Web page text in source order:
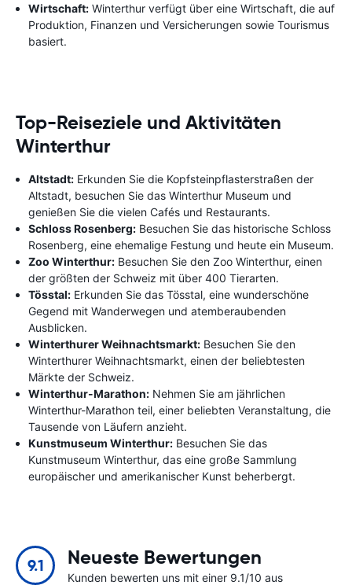
Wirtschaft: Winterthur verfügt über eine Wirtschaft, die auf
Produktion, Finanzen und Versicherungen sowie Tourismus
basiert.
Top-Reiseziele und Aktivitäten
Winterthur
Altstadt: Erkunden Sie die Kopfsteinpflasterstraßen der
Altstadt, besuchen Sie das Winterthur Museum und
genießen Sie die vielen Cafés und Restaurants.
Schloss Rosenberg: Besuchen Sie das historische Schloss
Rosenberg, eine ehemalige Festung und heute ein Museum.
Zoo Winterthur: Besuchen Sie den Zoo Winterthur, einen
der größten der Schweiz mit über 400 Tierarten.
Tösstal: Erkunden Sie das Tösstal, eine wunderschöne
Gegend mit Wanderwegen und atemberaubenden
Ausblicken.
Winterthurer Weihnachtsmarkt: Besuchen Sie den
Winterthurer Weihnachtsmarkt, einen der beliebtesten
Märkte der Schweiz.
Winterthur-Marathon: Nehmen Sie am jährlichen
Winterthur-Marathon teil, einer beliebten Veranstaltung, die
Tausende von Läufern anzieht.
Kunstmuseum Winterthur: Besuchen Sie das
Kunstmuseum Winterthur, das eine große Sammlung
europäischer und amerikanischer Kunst beherbergt.
9.1 Neueste Bewertungen
Kunden bewerten uns mit einer 9.1/10 aus